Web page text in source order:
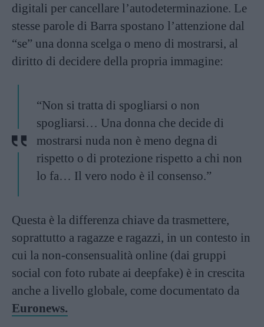
digitali per cancellare l’autodeterminazione. Le
stesse parole di Barra spostano l’attenzione dal
“se” una donna scelga o meno di mostrarsi, al
diritto di decidere della propria immagine:
“Non si tratta di spogliarsi o non
spogliarsi… Una donna che decide di
mostrarsi nuda non è meno degna di
rispetto o di protezione rispetto a chi non
lo fa… Il vero nodo è il consenso.”
Questa è la differenza chiave da trasmettere,
soprattutto a ragazze e ragazzi, in un contesto in
cui la non-consensualità online (dai gruppi
social con foto rubate ai deepfake) è in crescita
anche a livello globale, come documentato da
Euronews.